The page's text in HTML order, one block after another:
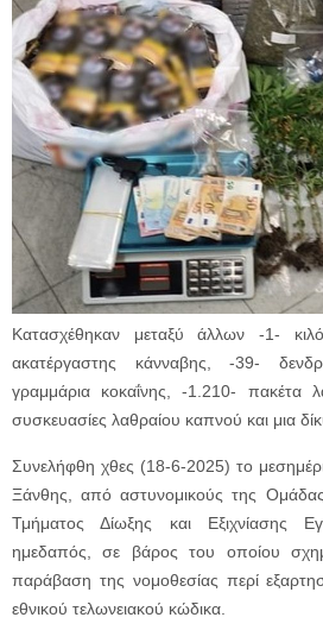
Κατασχέθηκαν μεταξύ άλλων -1-
ακατέργαστης κάνναβης, -39-
γραμμάρια κοκαΐνης, -1.210- πακέτα
συσκευασίες λαθραίου καπνού και μια
Συνελήφθη χθες (18-6-2025) το
Ξάνθης, από αστυνομικούς της
Τμήματος Δίωξης και Εξιχνίασης
ημεδαπός, σε βάρος του οποίου
παράβαση της νομοθεσίας περί
εθνικού τελωνειακού κώδικα.